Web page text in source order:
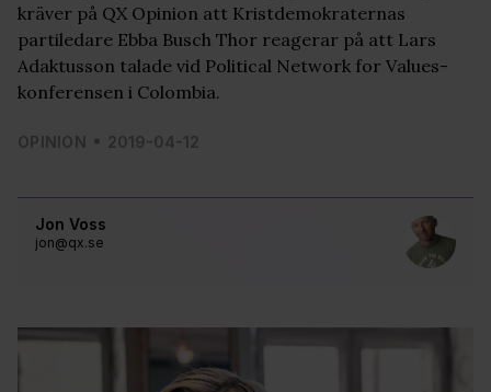
Jon Voss
jon@qx.se
kräver på QX Opinion att Kristdemokraternas
partiledare Ebba Busch Thor reagerar på att Lars
Adaktusson talade vid Political Network for Values-
konferensen i Colombia.
OPINION 2019-04-12